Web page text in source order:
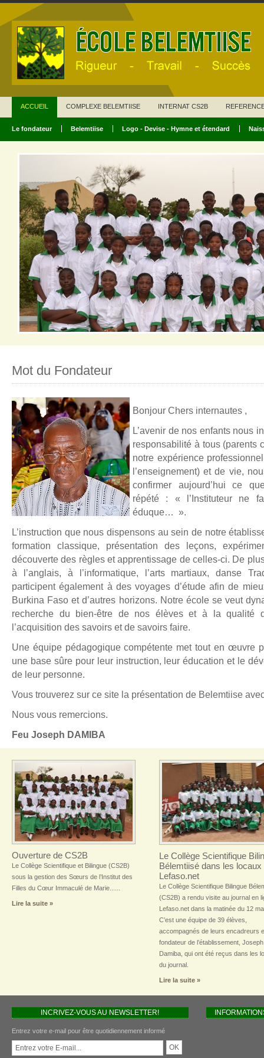
ACCUEIL
Le fondateur Belemtiise Logo - Devise - Hymne et étendard
COMPLEXE BELEMTIISE INTERNAT CS2B
Mot du Fondateur
Bonjour Chers internautes ,
L’avenir de nos enfants nous
responsabilité à tous (parents
notre expérience
l’enseignement) et de vie,
confirmer aujourd’hui ce
répété : « l’Instituteur ne
éduque… ».
L’instruction que nous dispensons au sein de notre
formation classique, présentation des leçons,
découverte des règles et apprentissage de celles-ci. De
à l’anglais, à l’informatique, l’arts martiaux, danse
participent également à des voyages d’étude afin de
Burkina Faso et d’autres horizons. Notre école se veut
recherche du bien-être de nos élèves et à la qualité
l’acquisition des savoirs et de savoirs faire.
Une équipe pédagogique compétente met tout en œuvre
une base sûre pour leur instruction, leur éducation et le
de leur personne.
Vous trouverez sur ce site la présentation de Belemtiise
Nous vous remercions.
Feu Joseph DAMIBA
Ouverture de CS2B
Le Collège Scientifique et Bilingue (CS2B)
sous la gestion des Sœurs de l’Institut des
Filles du Cœur Immaculé de Marie......
Lire la suite »
Le Collège Scientifique
Bélemtiisé dans les locaux
Lefaso.net
Le Collège Scientifique Bilingue
(CS2B) a rendu visite au journal en
Lefaso.net dans la matinée du 12
C’est une équipe de 39 élèves,
accompagnés de leurs encadreurs
fondateur de l’établissement, Joseph
Damiba, qui ont été reçus dans les
du journal.
Lire la suite »
INCRIVEZ-VOUS AU NEWSLETTER!
Entrez votre e-mail pour être quotidiennement informé